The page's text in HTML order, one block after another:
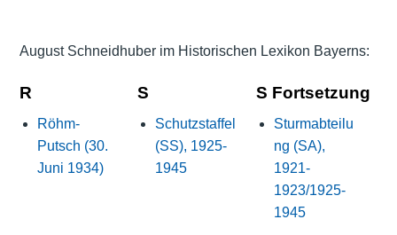
August Schneidhuber im Historischen Lexikon Bayerns:
R
Röhm-
Putsch (30.
Juni 1934)
S
Schutzstaffel
(SS), 1925-
1945
S Fortsetzung
Sturmabteilu
ng (SA),
1921-
1923/1925-
1945